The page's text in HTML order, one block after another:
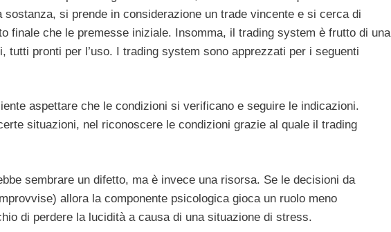
si prende in considerazione un trade vincente e si cerca di
finale che le premesse iniziale. Insomma, il trading system è frutto di una
tutti pronti per l’uso. I trading system sono apprezzati per i seguenti
aspettare che le condizioni si verificano e seguire le indicazioni.
situazioni, nel riconoscere le condizioni grazie al quale il trading
sembrare un difetto, ma è invece una risorsa. Se le decisioni da
allora la componente psicologica gioca un ruolo meno
di perdere la lucidità a causa di una situazione di stress.